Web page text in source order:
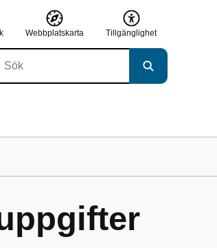
Webbplatskarta Tillgänglighet